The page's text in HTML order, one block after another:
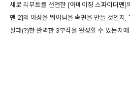
새로 리부트를 선언한 [어메이징 스파이더맨]
맨 2]의 아성을 뛰어넘을 속편을 만들 것인지,
실패(?)한 완벽한 3부작을 완성할 수 있는지